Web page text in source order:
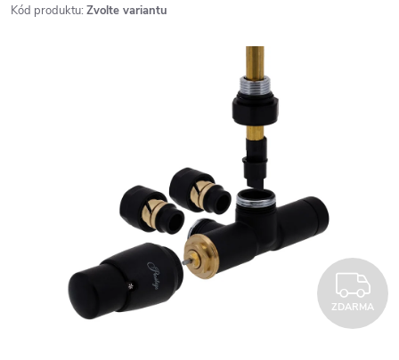
Kód produktu: Zvolte variantu
ZDARMA